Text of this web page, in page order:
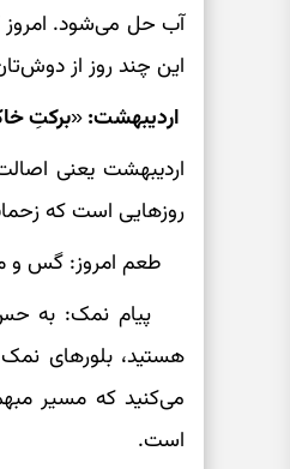
آب حل می‌شود. امروز
این چند روز از
اردیبهشت: «برکتِ
اردیبهشت یعنی
روزهایی است که
طعم امروز: گس و
پیام نمک: به حس
هستید، بلورهای
می‌کنید که مسیر
است.